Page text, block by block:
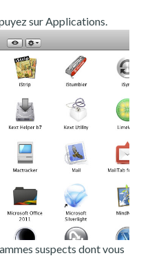
sur Applications.
suspects dont vous